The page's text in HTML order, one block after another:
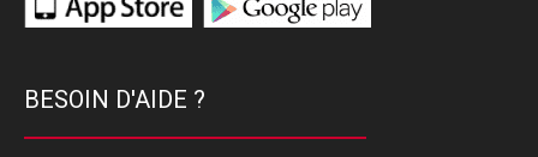
BESOIN D'AIDE ?